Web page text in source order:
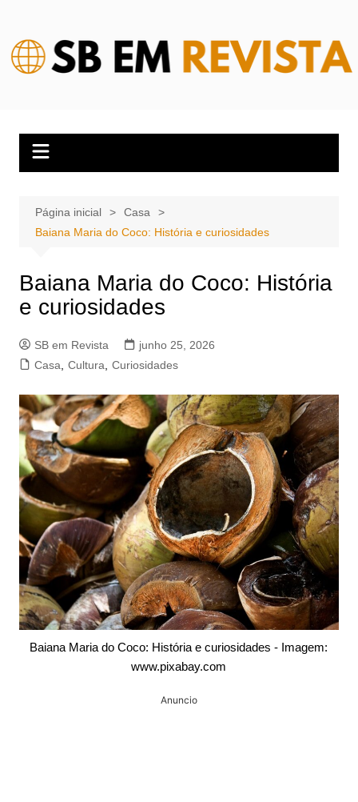
conteúdo
Página inicial
Casa
Baiana Maria do Coco: História e curiosidades
Baiana Maria do Coco: História
e curiosidades
SB em Revista
junho 25, 2026
Casa
Cultura Curiosidades
Baiana Maria do Coco: História e curiosidades - Imagem:
www.pixabay.com
Anuncio